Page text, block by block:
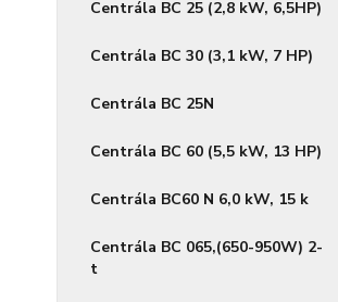
Centrála BC 25 (2,8 kW, 6,5HP)
Centrála BC 30 (3,1 kW, 7 HP)
Centrála BC 25N
Centrála BC 60 (5,5 kW, 13 HP)
Centrála BC60 N 6,0 kW, 15 k
Centrála BC 065,(650-950W) 2-
t